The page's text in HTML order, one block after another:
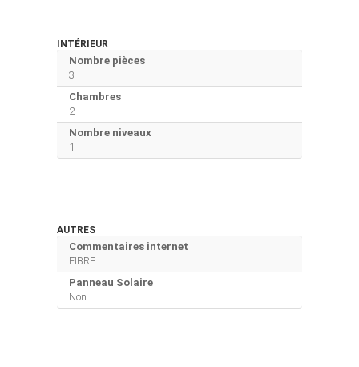
INTÉRIEUR
Nombre pièces
3
Chambres
2
Nombre niveaux
1
AUTRES
Commentaires internet
FIBRE
Panneau Solaire
Non